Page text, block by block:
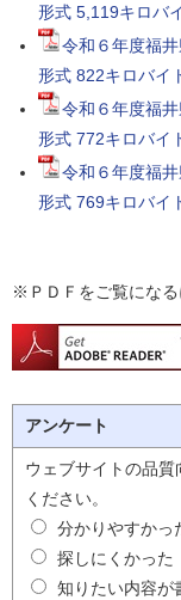
形式 5,119キロバイ
令和６年度福
形式 822キロバイ
令和６年度福
形式 772キロバイ
令和６年度福
形式 769キロバイ
※ＰＤＦをご覧になる
アンケート
ウェブサイトの品
ください。
分かりやすかっ
探しにくかった
知りたい内容が